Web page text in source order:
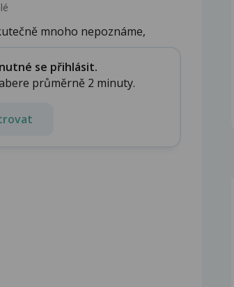
mnoho nepoznáme,
se přihlásit.
průměrně 2 minuty.